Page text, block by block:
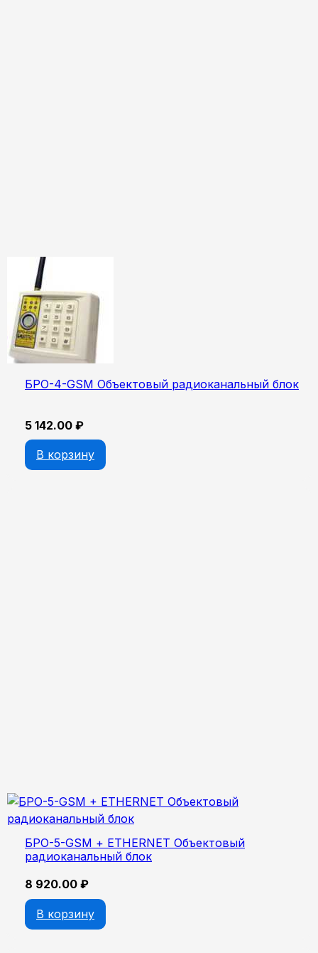
БРО-4-GSM Объектовый радиоканальный блок
5 142.00 ₽
В корзину
БРО-5-GSM + ETHERNET Объектовый
радиоканальный блок
8 920.00 ₽
В корзину